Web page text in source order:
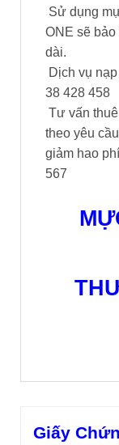
Sử dụng
ONE sẽ
dài.
Dịch vụ
38 428 458
Tư vấn
theo yêu
giảm hao
567
Giấy